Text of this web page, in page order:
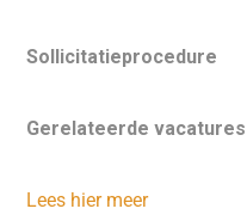
Sollicitatieprocedure
Gerelateerde vacatures
Lees hier meer